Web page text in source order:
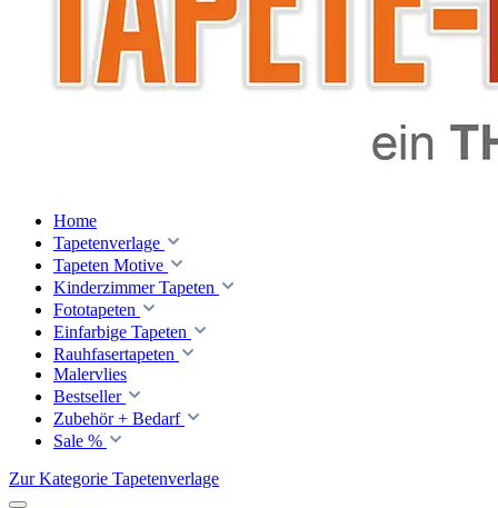
Home
Tapetenverlage
Tapeten Motive
Kinderzimmer Tapeten
Fototapeten
Einfarbige Tapeten
Rauhfasertapeten
Malervlies
Bestseller
Zubehör + Bedarf
Sale %
Zur Kategorie Tapetenverlage